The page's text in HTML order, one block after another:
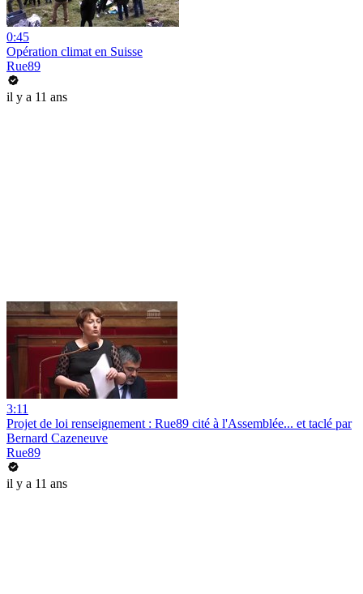
0:45
Opération climat en Suisse
Rue89
il y a 11 ans
3:11
Projet de loi renseignement : Rue89 cité à l'Assemblée... et taclé par
Bernard Cazeneuve
Rue89
il y a 11 ans